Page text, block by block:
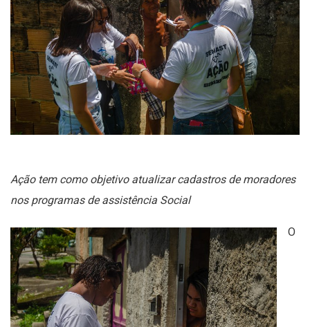
Ação tem como objetivo atualizar cadastros de moradores
nos programas de assistência Social
O